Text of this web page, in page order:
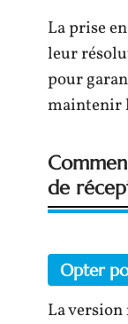
La prise
leur
pour
maintenir
de
Opter
La version